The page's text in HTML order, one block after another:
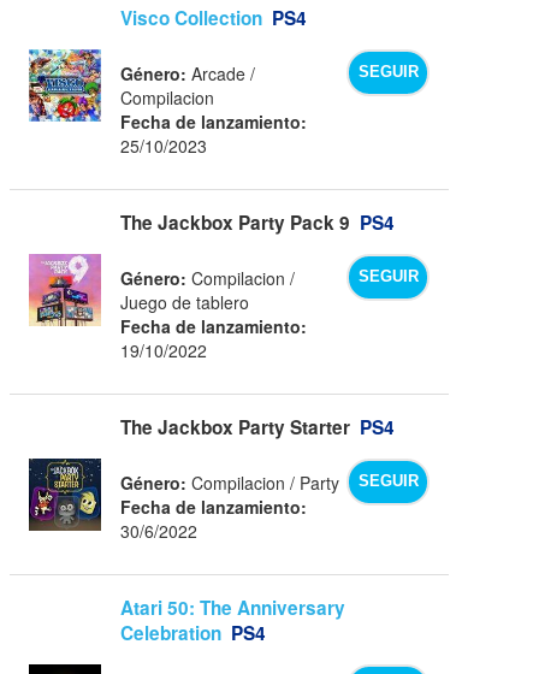
Visco Collection PS4
SEGUIR
Género: Arcade /
Compilacion
Fecha de lanzamiento:
25/10/2023
The Jackbox Party Pack 9 PS4
SEGUIR
Género: Compilacion /
Juego de tablero
Fecha de lanzamiento:
19/10/2022
The Jackbox Party Starter PS4
SEGUIR
Género: Compilacion / Party
Fecha de lanzamiento:
30/6/2022
Atari 50: The Anniversary
Celebration PS4